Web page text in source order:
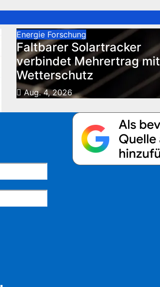
Energie Forschung
Faltbarer Solartracker
verbindet Mehrertrag mit
Wetterschutz
Aug. 4, 2026